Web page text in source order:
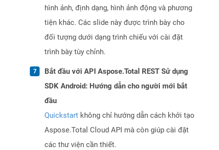
hình ảnh, định dạng, hình ảnh động và phương
tiện khác. Các slide này được trình bày cho
đối tượng dưới dạng trình chiếu với cài đặt
trình bày tùy chỉnh.
Bắt đầu với API Aspose.Total REST Sử dụng
SDK Android: Hướng dẫn cho người mới bắt
đầu
Quickstart không chỉ hướng dẫn cách khởi tạo
Aspose.Total Cloud API mà còn giúp cài đặt
các thư viện cần thiết.